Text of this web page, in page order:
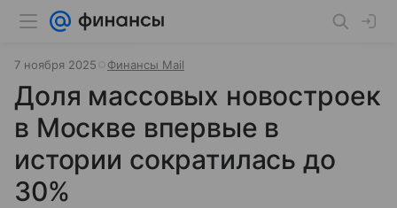
7 ноября 2025 Финансы Mail
Доля массовых новостроек
в Москве впервые в
истории сократилась до
30%